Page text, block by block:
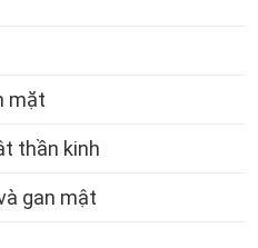
mặt
thần kinh
gan mật